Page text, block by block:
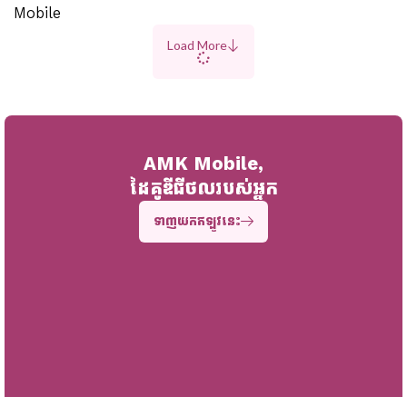
Mobile
Load More
AMK Mobile,
ដៃគូឌីជីថលរបស់អ្នក
ទាញយកឥឡូវនេះ